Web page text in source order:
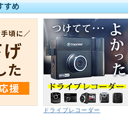
ドライブレコーダー